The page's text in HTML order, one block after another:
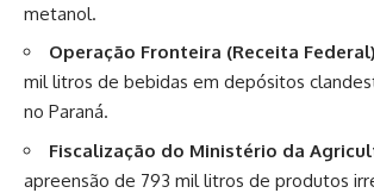
metanol.
Operação Fronteira (Receita
mil litros de bebidas em depósitos
no Paraná.
Fiscalização do Ministério da
apreensão de 793 mil litros de produtos